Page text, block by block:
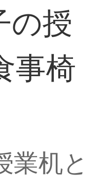
の授
事椅
業机と